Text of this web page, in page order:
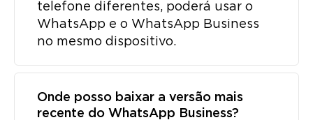
telefone diferentes, poderá usar o
WhatsApp e o WhatsApp Business
no mesmo dispositivo.
Onde posso baixar a versão mais
recente do WhatsApp Business?